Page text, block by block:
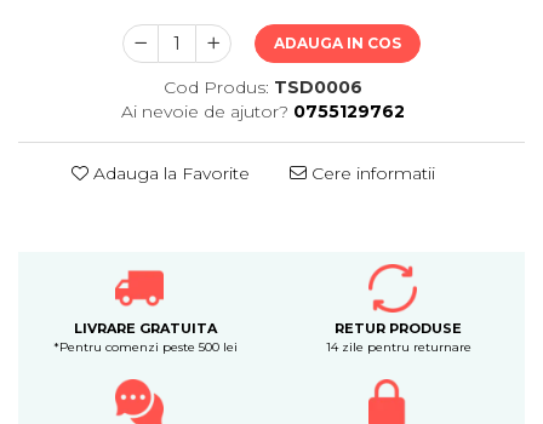
ADAUGA IN COS
Cod Produs: TSD0006
Ai nevoie de ajutor? 0755129762
Adauga la Favorite Cere informatii
LIVRARE GRATUITA
*Pentru comenzi peste 500 lei
RETUR PRODUSE
14 zile pentru returnare